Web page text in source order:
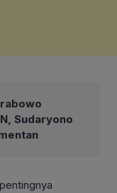
Sudaryono